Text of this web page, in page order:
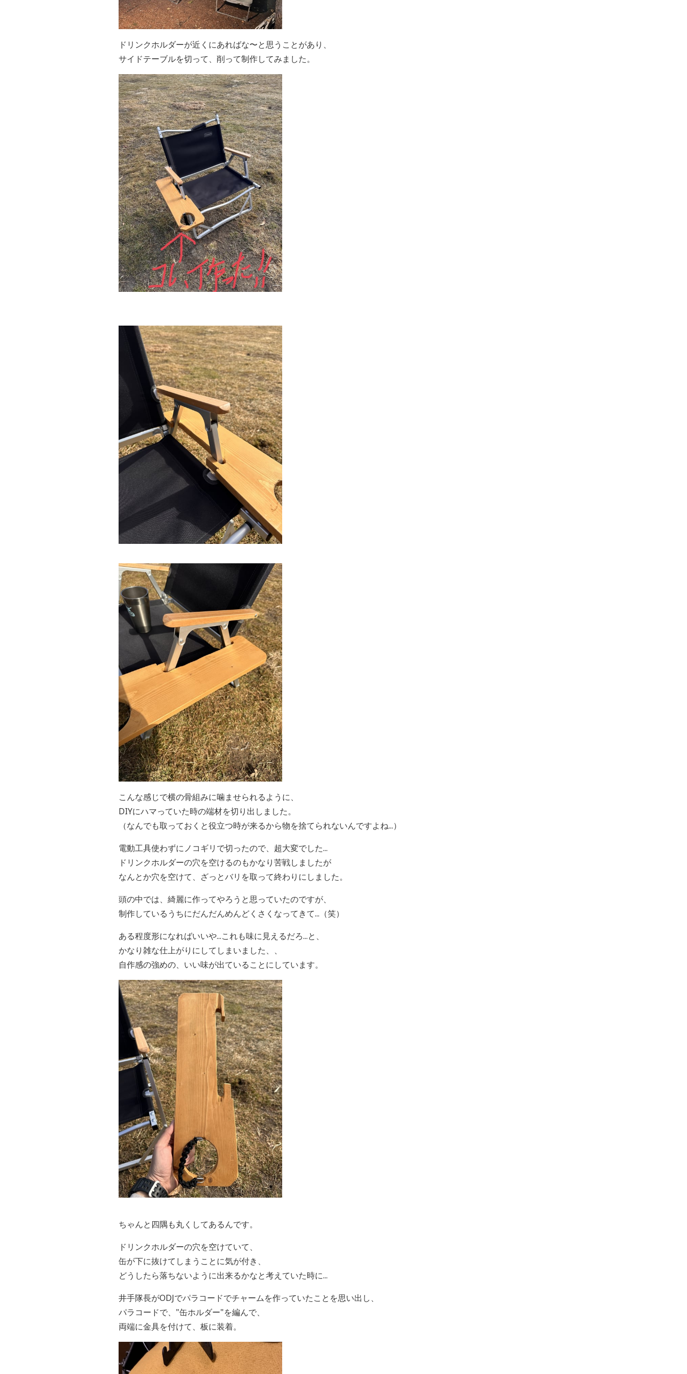
ドリンクホルダーが近くにあればな〜と思うことがあり、
サイドテーブルを切って、削って制作してみました。
こんな感じで横の骨組みに噛ませられるように、
DIYにハマっていた時の端材を切り出しました。
（なんでも取っておくと役立つ時が来るから物を捨てられないんですよね...）
電動工具使わずにノコギリで切ったので、超大変でした...
ドリンクホルダーの穴を空けるのもかなり苦戦しましたが
なんとか穴を空けて、ざっとバリを取って終わりにしました。
頭の中では、綺麗に作ってやろうと思っていたのですが、
制作しているうちにだんだんめんどくさくなってきて...（笑）
ある程度形になればいいや...これも味に見えるだろ...と、
かなり雑な仕上がりにしてしまいました、、
自作感の強めの、いい味が出ていることにしています。
ちゃんと四隅も丸くしてあるんです。
ドリンクホルダーの穴を空けていて、
缶が下に抜けてしまうことに気が付き、
どうしたら落ちないように出来るかなと考えていた時に...
井手隊長がODJでパラコードでチャームを作っていたことを思い出し、
パラコードで、"缶ホルダー"を編んで、
両端に金具を付けて、板に装着。